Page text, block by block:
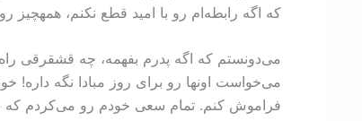
که اگه رابطه‌ام رو با امید قطع نکنم، همه­چیز
می‌دونستم که اگه پدرم بفهمه، چه قشقرقی راه
می‌خواست اونها رو برای روز مبادا نگه داره!
فراموش کنم. تمام سعی خودم رو می‌کردم که